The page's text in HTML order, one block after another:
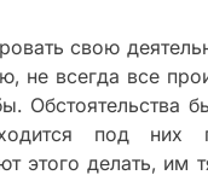
свою
не всегда все
Обстоятельства
под них
этого делать, им